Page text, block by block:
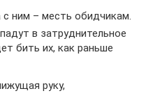
с ним – месть обидчикам.
в затруднительное
бить их, как раньше
руку,